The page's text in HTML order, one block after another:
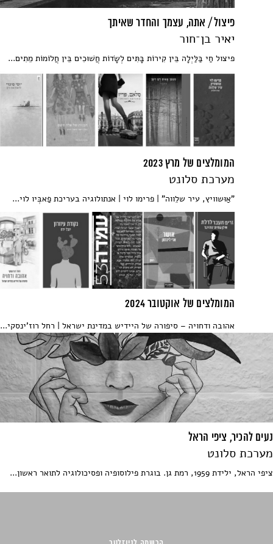
פיצול / אתה, עצמך והחדר שאיתך
יאיר בן־חור
פיצול חַי בַּלַּיְלָה בֵּין קִירוֹת בָּתִּים לְשָׂדוֹת חֲשׁוּכִים בֵּין חֲלוֹמוֹת מֵתִים...
המומלצים של מרץ 2023
מערכת סלונט
"אַוּשוויץ, עיר שלֵווה" | פרימו לוי | אנתולוגיה בעריכת פַאבְּיו לוי...
המומלצים של אוקטובר 2024
אהובה ודחויה – סיפורה של היידיש במדינת ישראל | רחל רוז'ינסקי...
נעים להכיר, ציפי הראל
מערכת סלונט
ציפי הראל, ילידת 1959, רמת גן. בוגרת פילוסופיה ופסיכולוגיה לתואר ראשון...